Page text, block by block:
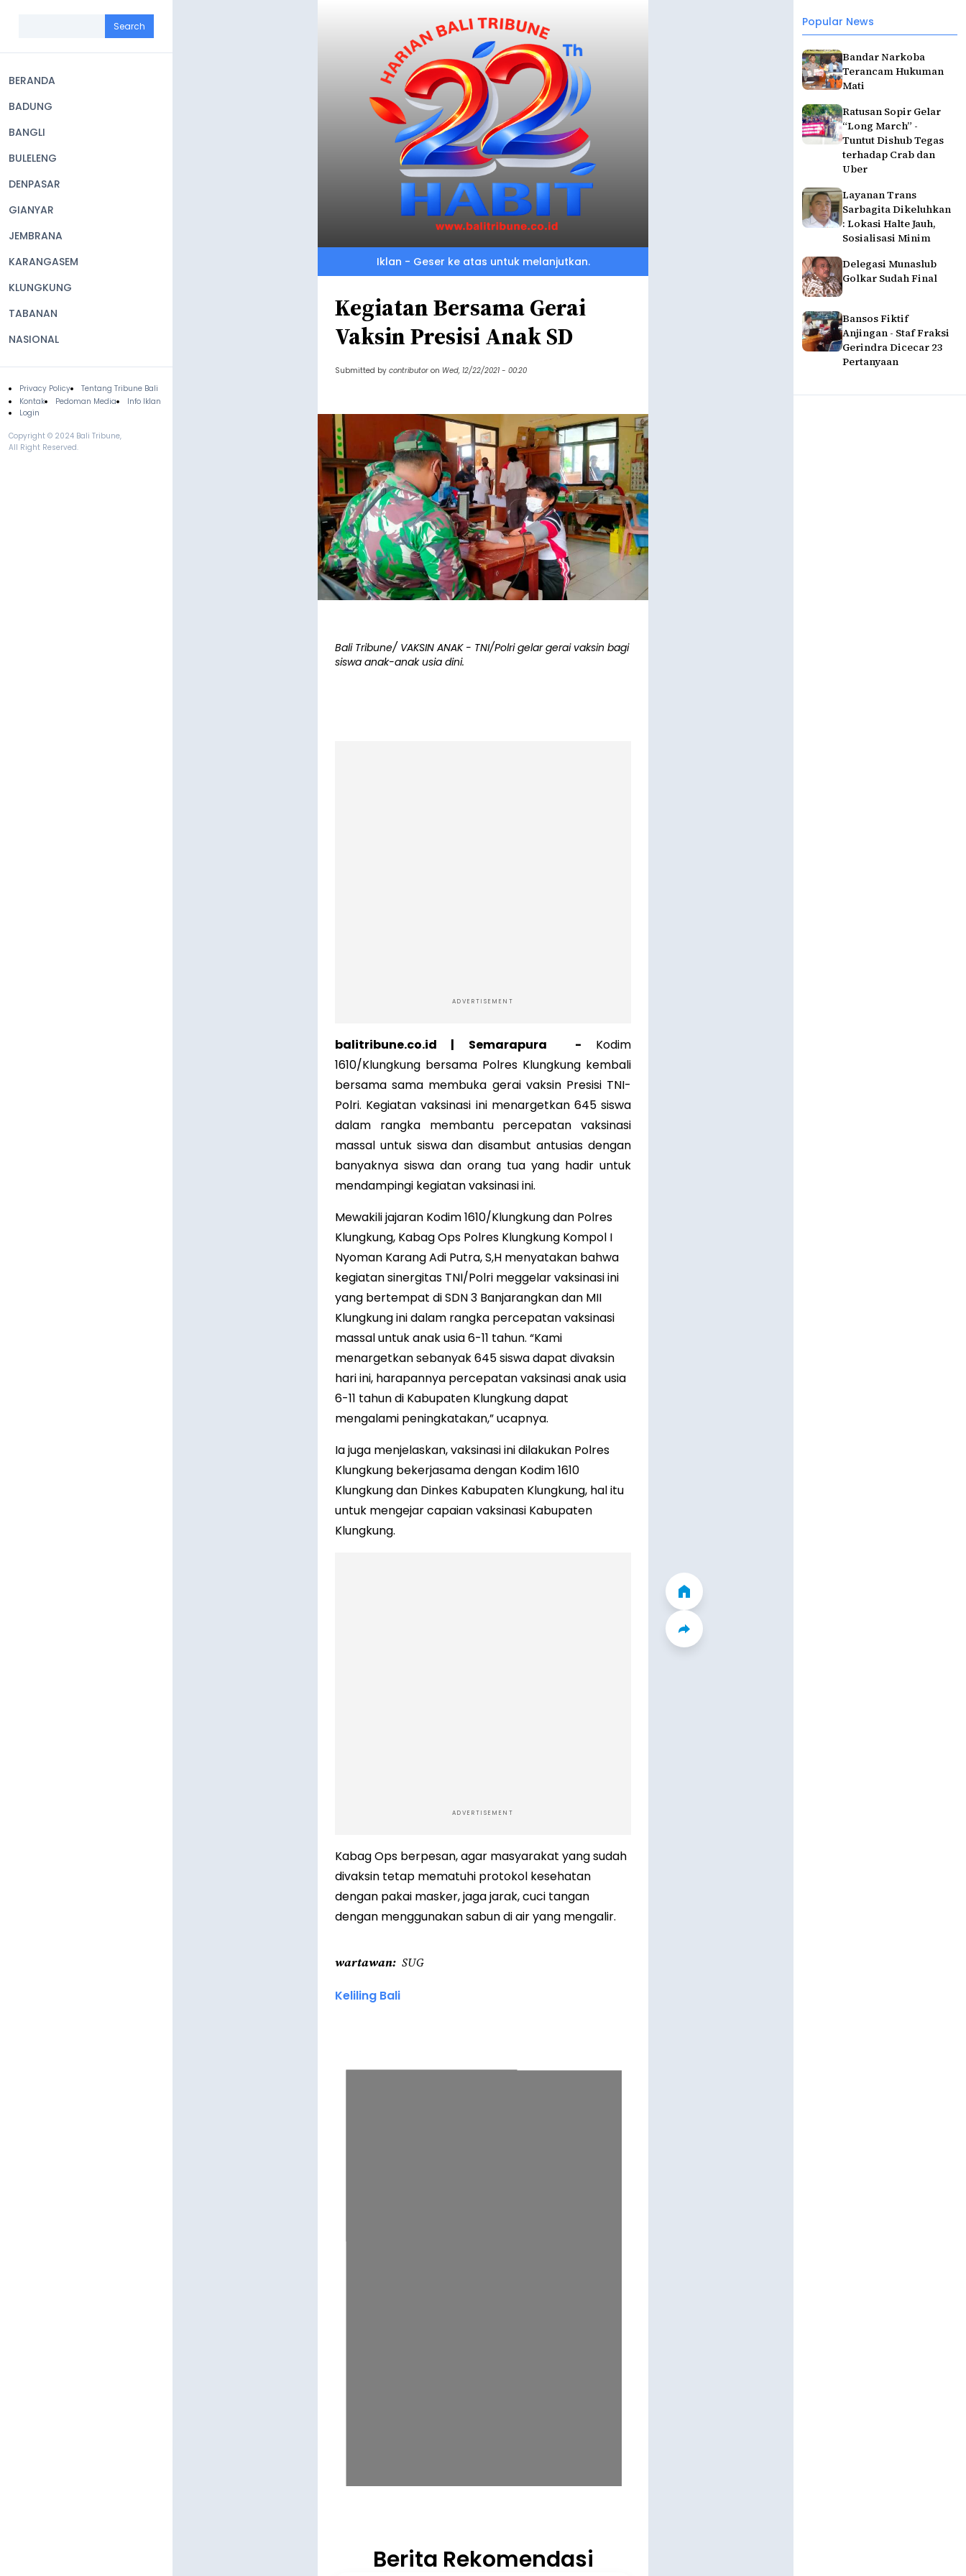
navigation
BERANDA
BADUNG
BANGLI
BULELENG
DENPASAR
GIANYAR
JEMBRANA
KARANGASEM
KLUNGKUNG
TABANAN
NASIONAL
Footer
Privacy Policy
Tentang Tribune Bali
Kontak
Pedoman Media
Info Iklan
Login
Copyright © 2024 Bali Tribune,
All Right Reserved.
Popular News
Bandar Narkoba
Terancam Hukuman
Mati
Ratusan Sopir Gelar
“Long March” -
Tuntut Dishub Tegas
terhadap Crab dan
Uber
Layanan Trans
Sarbagita Dikeluhkan
: Lokasi Halte Jauh,
Sosialisasi Minim
Delegasi Munaslub
Golkar Sudah Final
Bansos Fiktif
Anjingan - Staf Fraksi
Gerindra Dicecar 23
Pertanyaan
Iklan - Geser ke atas untuk melanjutkan.
Kegiatan Bersama Gerai
Vaksin Presisi Anak SD
Submitted by contributor on Wed, 12/22/2021 - 00:20
Bali Tribune/ VAKSIN ANAK - TNI/Polri gelar gerai vaksin bagi
siswa anak-anak usia dini.
ADVERTISEMENT
balitribune.co.id | Semarapura - Kodim
1610/Klungkung bersama Polres Klungkung kembali
bersama sama membuka gerai vaksin Presisi TNI-
Polri. Kegiatan vaksinasi ini menargetkan 645 siswa
dalam rangka membantu percepatan vaksinasi
massal untuk siswa dan disambut antusias dengan
banyaknya siswa dan orang tua yang hadir untuk
mendampingi kegiatan vaksinasi ini.
Mewakili jajaran Kodim 1610/Klungkung dan Polres
Klungkung, Kabag Ops Polres Klungkung Kompol I
Nyoman Karang Adi Putra, S,H menyatakan bahwa
kegiatan sinergitas TNI/Polri meggelar vaksinasi ini
yang bertempat di SDN 3 Banjarangkan dan MII
Klungkung ini dalam rangka percepatan vaksinasi
massal untuk anak usia 6-11 tahun. “Kami
menargetkan sebanyak 645 siswa dapat divaksin
hari ini, harapannya percepatan vaksinasi anak usia
6-11 tahun di Kabupaten Klungkung dapat
mengalami peningkatakan,” ucapnya.
Ia juga menjelaskan, vaksinasi ini dilakukan Polres
Klungkung bekerjasama dengan Kodim 1610
Klungkung dan Dinkes Kabupaten Klungkung, hal itu
untuk mengejar capaian vaksinasi Kabupaten
Klungkung.
ADVERTISEMENT
Kabag Ops berpesan, agar masyarakat yang sudah
divaksin tetap mematuhi protokol kesehatan
dengan pakai masker, jaga jarak, cuci tangan
dengan menggunakan sabun di air yang mengalir.
wartawan SUG
Keliling Bali
Berita Rekomendasi